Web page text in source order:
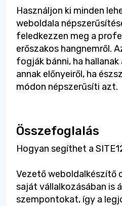
Használjon ki minden
weboldala
feledkezzen meg a
erőszakos hangnemről.
fogják bánni, ha
annak előnyeiről, ha
módon népszerűsíti azt.
Összefoglalás
Hogyan segíthet a
Vezető weboldalkészítő
saját vállalkozásában is
szempontokat, így a